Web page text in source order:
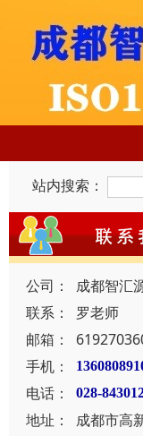
站内搜索：
公司：
成都智汇
联系：
罗老师
邮箱：
手机：
电话： 028-
地址：
成都市高